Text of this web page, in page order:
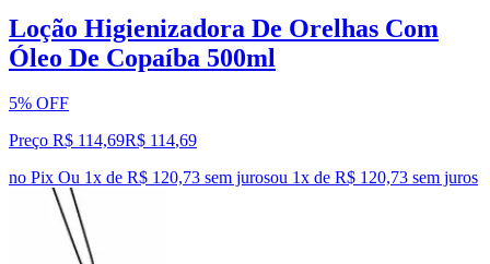
Loção Higienizadora De Orelhas Com
Óleo De Copaíba 500ml
5% OFF
Preço R$ 114,69R$ 114,69
no Pix Ou 1x de R$ 120,73 sem jurosou 1x de R$ 120,73 sem juros